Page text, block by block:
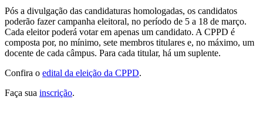
Pós a divulgação das candidaturas homologadas, os candidatos
poderão fazer campanha eleitoral, no período de 5 a 18 de março.
Cada eleitor poderá votar em apenas um candidato. A CPPD é
composta por, no mínimo, sete membros titulares e, no máximo, um
docente de cada câmpus. Para cada titular, há um suplente.
Confira o edital da eleição da CPPD.
Faça sua inscrição.